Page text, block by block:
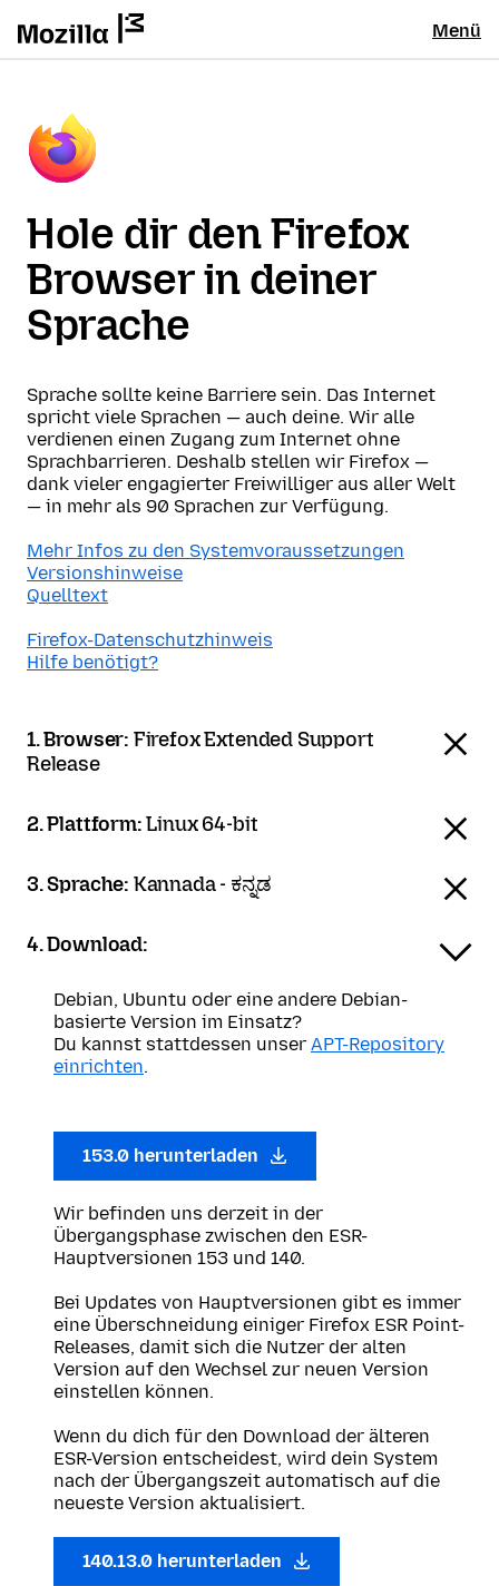
Menü
Hole dir den Firefox
Browser in deiner
Sprache
Sprache sollte keine Barriere sein. Das Internet
spricht viele Sprachen — auch deine. Wir alle
verdienen einen Zugang zum Internet ohne
Sprachbarrieren. Deshalb stellen wir Firefox —
dank vieler engagierter Freiwilliger aus aller Welt
— in mehr als 90 Sprachen zur Verfügung.
Mehr Infos zu den Systemvoraussetzungen
Versionshinweise
Quelltext
Firefox-Datenschutzhinweis
Hilfe benötigt?
1. Browser: Firefox Extended Support
Release
2. Plattform:Linux 64-bit
3. Sprache: Kannada - ಕನ್ನಡ
4. Download:
Debian, Ubuntu oder eine andere Debian-
basierte Version im Einsatz?
Du kannst stattdessen unser APT-Repository
einrichten.
153.0 herunterladen
Wir befinden uns derzeit in der
Übergangsphase zwischen den ESR-
Hauptversionen 153 und 140.
Bei Updates von Hauptversionen gibt es immer
eine Überschneidung einiger Firefox ESR Point-
Releases, damit sich die Nutzer der alten
Version auf den Wechsel zur neuen Version
einstellen können.
Wenn du dich für den Download der älteren
ESR-Version entscheidest, wird dein System
nach der Übergangszeit automatisch auf die
neueste Version aktualisiert.
140.13.0 herunterladen